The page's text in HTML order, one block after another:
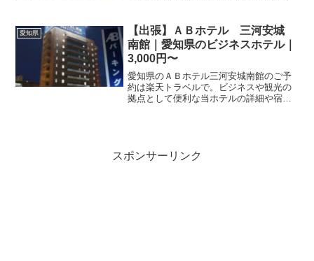
愛知県
【出張】ＡＢホテル 三河安城
南館｜愛知県のビジネスホテル｜
3,000円〜
愛知県のＡＢホテル三河安城南館のご予
約は楽天トラベルで。ビジネスや観光の
拠点として便利な当ホテルの詳細や宿泊
スポンサーリンク